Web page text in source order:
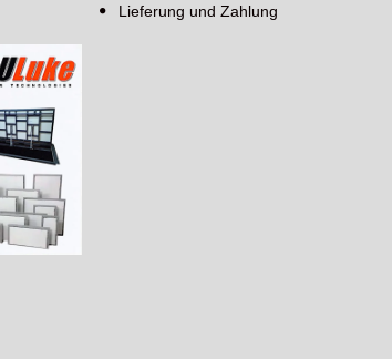
Lieferung und Zahlung